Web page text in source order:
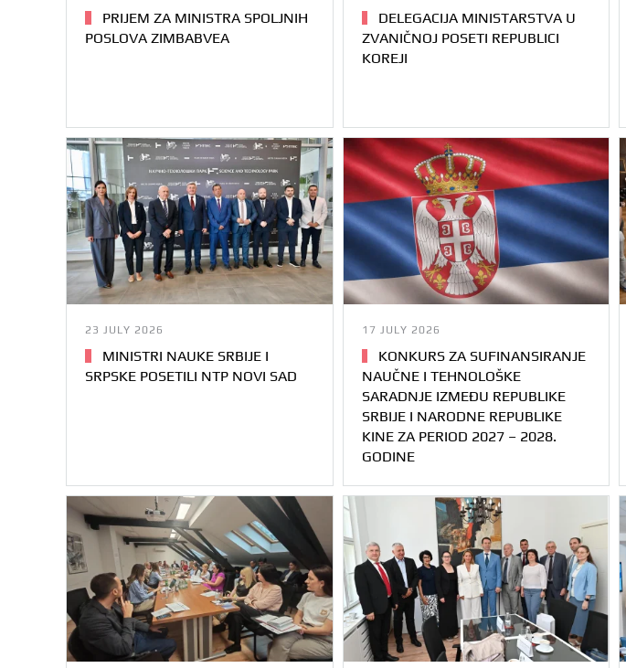
PRIJEM ZA MINISTRA SPOLJNIH
POSLOVA ZIMBABVEA
DELEGACIJA MINISTARSTVA U
ZVANIČNOJ POSETI REPUBLICI
KOREJI
23 JULY 2026
MINISTRI NAUKE SRBIJE I
SRPSKE POSETILI NTP NOVI SAD
17 JULY 2026
KONKURS ZA SUFINANSIRANJE
NAUČNE I TEHNOLOŠKE
SARADNJE IZMEĐU REPUBLIKE
SRBIJE I NARODNE REPUBLIKE
KINE ZA PERIOD 2027 – 2028.
GODINE